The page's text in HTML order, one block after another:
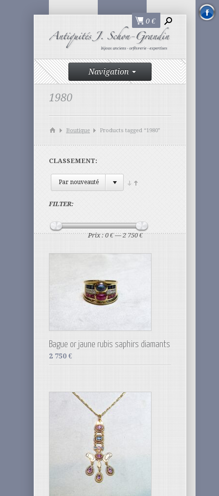
0 €
Navigation
1980
Boutique Products tagged “1980”
CLASSEMENT:
Par nouveauté
FILTER:
Prix :0 €—2 750 €
Bague or jaune rubis saphirs diamants
2 750 €